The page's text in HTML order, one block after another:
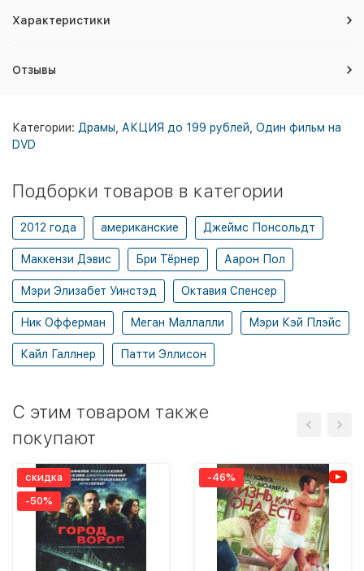
Характеристики
Отзывы
Категории: Драмы АКЦИЯ до 199 рублей Один фильм на
DVD
Подборки товаров в категории
2012 года американские Джеймс Понсольдт
Маккензи Дэвис Бри Тёрнер Аарон Пол
Мэри Элизабет Уинстэд Октавия Спенсер
Ник Офферман Меган Маллалли Мэри Кэй Плэйс
Кайл Галлнер Патти Эллисон
C этим товаром также
покупают
скидка
-50%
-46%